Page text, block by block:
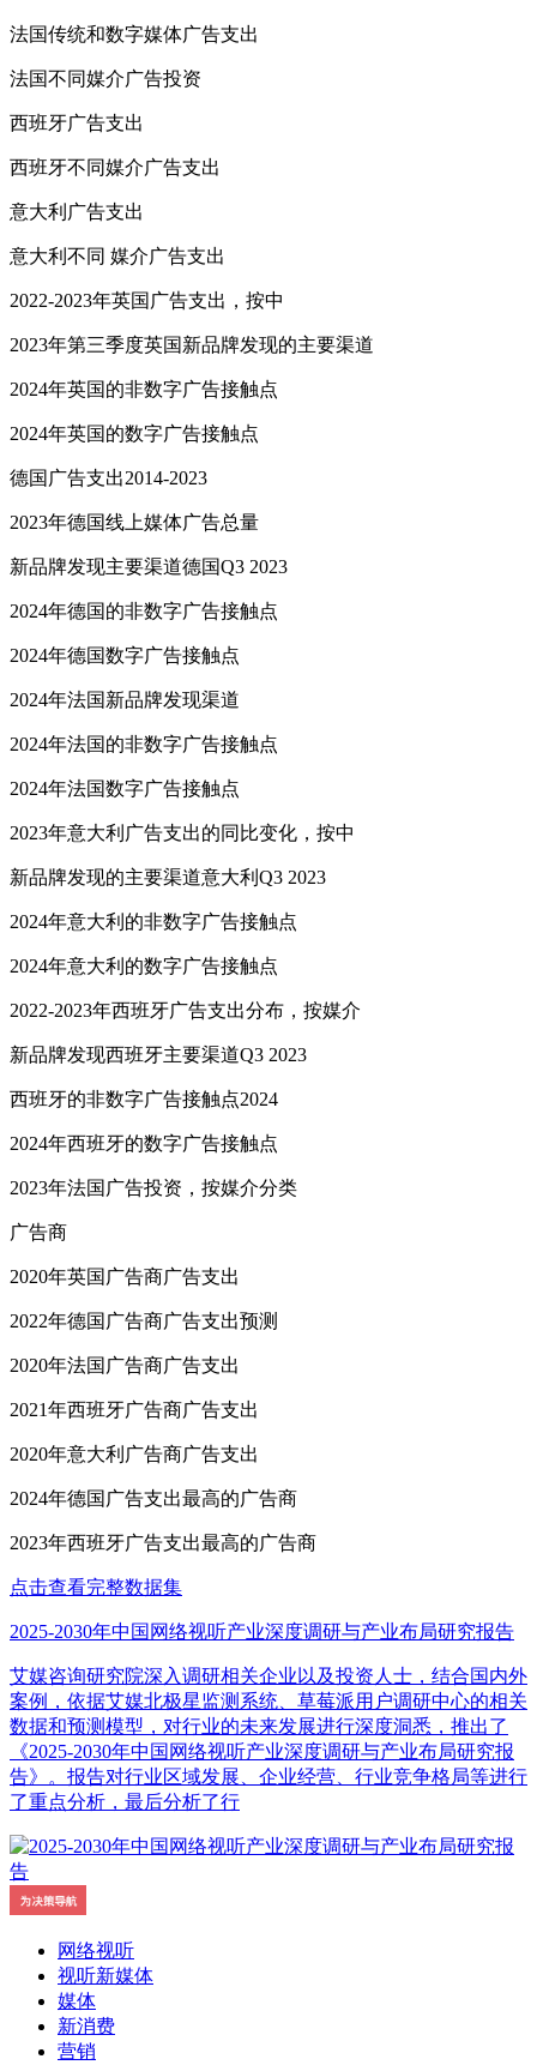
法国传统和数字媒体广告支出
法国不同媒介广告投资
西班牙广告支出
西班牙不同媒介广告支出
意大利广告支出
意大利不同 媒介广告支出
2022-2023年英国广告支出，按中
2023年第三季度英国新品牌发现的主要渠道
2024年英国的非数字广告接触点
2024年英国的数字广告接触点
德国广告支出2014-2023
2023年德国线上媒体广告总量
新品牌发现主要渠道德国Q3 2023
2024年德国的非数字广告接触点
2024年德国数字广告接触点
2024年法国新品牌发现渠道
2024年法国的非数字广告接触点
2024年法国数字广告接触点
2023年意大利广告支出的同比变化，按中
新品牌发现的主要渠道意大利Q3 2023
2024年意大利的非数字广告接触点
2024年意大利的数字广告接触点
2022-2023年西班牙广告支出分布，按媒介
新品牌发现西班牙主要渠道Q3 2023
西班牙的非数字广告接触点2024
2024年西班牙的数字广告接触点
2023年法国广告投资，按媒介分类
广告商
2020年英国广告商广告支出
2022年德国广告商广告支出预测
2020年法国广告商广告支出
2021年西班牙广告商广告支出
2020年意大利广告商广告支出
2024年德国广告支出最高的广告商
2023年西班牙广告支出最高的广告商
点击查看完整数据集
2025-2030年中国网络视听产业深度调研与产业布局研究报告
艾媒咨询研究院深入调研相关企业以及投资人士，结合国内外
案例，依据艾媒北极星监测系统、草莓派用户调研中心的相关
数据和预测模型，对行业的未来发展进行深度洞悉，推出了
《2025-2030年中国网络视听产业深度调研与产业布局研究报
告》。报告对行业区域发展、企业经营、行业竞争格局等进行
了重点分析，最后分析了行
网络视听
视听新媒体
媒体
新消费
营销